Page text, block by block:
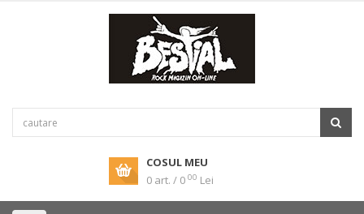
COSUL MEU
0 art. / 0 00 Lei